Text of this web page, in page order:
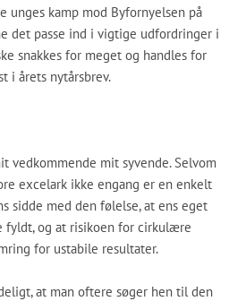
unges kamp mod Byfornyelsen på
det passe ind i vigtige udfordringer i
snakkes for meget og handles for
i årets nytårsbrev.
vedkommende mit syvende. Selvom
excelark ikke engang er en enkelt
sidde med den følelse, at ens eget
fyldt, og at risikoen for cirkulære
for ustabile resultater.
at man oftere søger hen til den